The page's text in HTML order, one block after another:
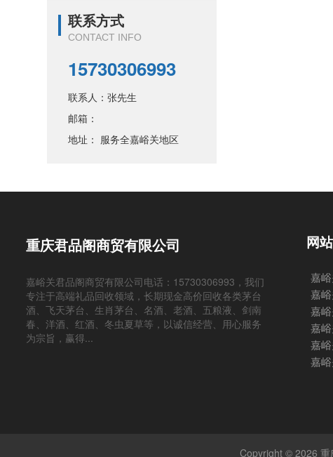
联系方式
CONTACT INFO
15730306993
联系人：张先生
邮箱：
地址： 服务全嘉峪关地区
重庆君品阁商贸有限公司
嘉峪关君品阁商贸有限公司电话：15730306993，我们
专注于高端礼品回收领域，长期现金高价回收各类茅台
酒、飞天茅台、生肖茅台、名酒、老酒、五粮液、剑南
春、洋酒、红酒、冬虫夏草等，以诚信经营、用心服务
为宗旨，赢得...
网
嘉
嘉
嘉
嘉
嘉
嘉
Copyright © 2026